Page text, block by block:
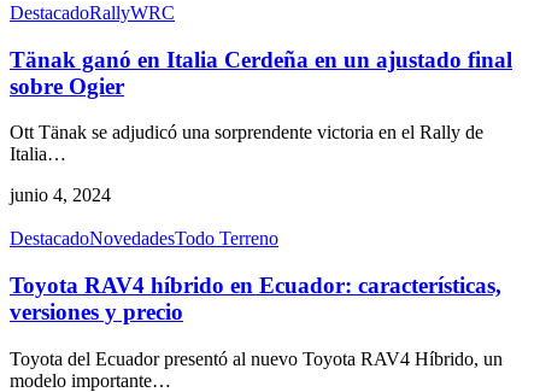
DestacadoRallyWRC
Tänak ganó en Italia Cerdeña en un ajustado final
sobre Ogier
Ott Tänak se adjudicó una sorprendente victoria en el Rally de
Italia…
junio 4, 2024
DestacadoNovedadesTodo Terreno
Toyota RAV4 híbrido en Ecuador: características,
versiones y precio
Toyota del Ecuador presentó al nuevo Toyota RAV4 Híbrido, un
modelo importante…